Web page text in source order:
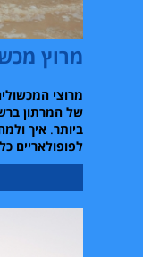
מרוץ
מרוצי
של המרתון
ביותר.איך
לפופולאריים